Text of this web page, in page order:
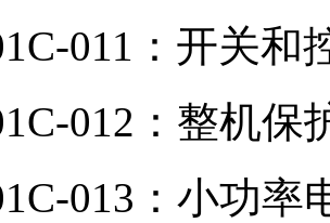
011：开关和
012：整机保
013：小功率